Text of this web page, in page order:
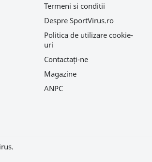
Termeni si conditii
Despre SportVirus.ro
Politica de utilizare cookie-
uri
Contactați-ne
Magazine
ANPC